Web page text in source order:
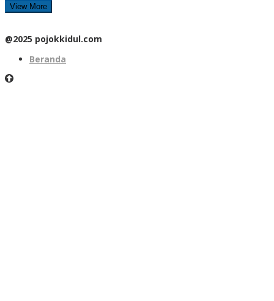
View More
@2025 pojokkidul.com
Beranda